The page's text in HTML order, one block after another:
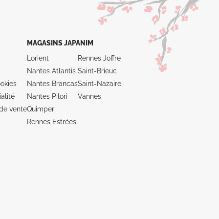
vente
MAGASINS JAPANIM
Lorient
Nantes Atlantis
Nantes Brancas
Nantes Pilori
Quimper
Rennes Estrées
Rennes Joffre
Saint-Brieuc
Saint-Nazaire
Vannes